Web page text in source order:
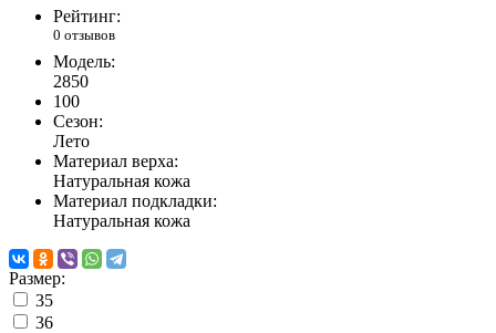
Рейтинг:
0 отзывов
Модель:
2850
100
Сезон:
Лето
Материал верха:
Натуральная кожа
Материал подкладки:
Натуральная кожа
Размер:
35
36